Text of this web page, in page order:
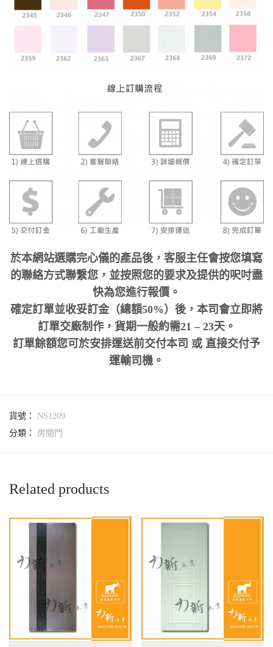
於本網站選購完心儀的產品後，客服主任會按您填寫
的聯絡方式聯繫您，並按照您的要求及提供的呎吋盡
快為您進行報價。
確定訂單並收妥訂金（總額50%）後，本司會立即將
訂單交廠制作，貨期一般約需21 – 23天。
訂單餘額您可於安排運送前交付本司 或 直接交付予
運輸司機。
貨號： NS1209
分類： 房間門
Related products